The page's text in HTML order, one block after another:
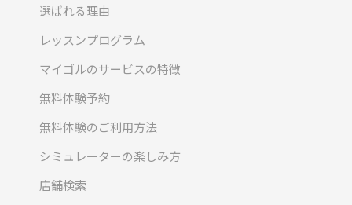
選ばれる理由
レッスンプログラム
マイゴルのサービスの特徴
無料体験予約
無料体験のご利用方法
シミュレーターの楽しみ方
店舗検索